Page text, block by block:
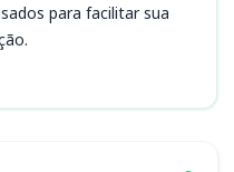
para facilitar sua